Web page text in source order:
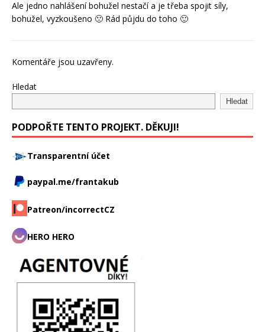
Ale jedno nahlášení bohužel nestačí a je třeba spojit síly,
bohužel, vyzkoušeno 🙁 Rád půjdu do toho 🙂
Komentáře jsou uzavřeny.
Hledat
Hledat
PODPOŘTE TENTO PROJEKT. DĚKUJI!
Transparentní účet
paypal.me/frantakub
Patreon/incorrectCZ
HERO HERO